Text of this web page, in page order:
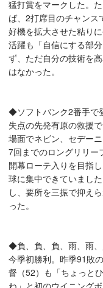
猛打賞をマークした。
ば、2打席目のチャン
好機を拡大させた粘り
活躍も「自信にする部
ず、ただ自分の技術を
はなかった。
◆ソフトバンク2番手で
失点の先発有原の救援
場面でネビン、セデー
7回までのロングリリー
開幕ローテ入りを目指
球に集中できていまし
し、要所を三振で抑え
った。
◆負、負、負、雨、雨
今季初勝利。昨季91敗
督（52）も「ちょっと